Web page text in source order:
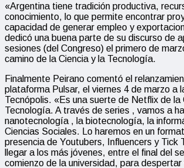
«Argentina tiene tradición productiva,
conocimiento, lo que permite encontrar
capacidad de generar empleo y
dedicó una buena parte de su discurso de
sesiones (del Congreso) el primero de
camino de la Ciencia y la Tecnología.
Finalmente Peirano comentó el
plataforma Pulsar, el viernes 4 de marzo a
Tecnópolis. «Es una suerte de Netflix de la
Tecnología. A través de series , vamos a
nanotecnología , la biotecnología, la
Ciencias Sociales. Lo haremos en un
presencia de Youtubers, Influencers y Tick
llegar a los más jóvenes, entre el final del
comienzo de la universidad, para